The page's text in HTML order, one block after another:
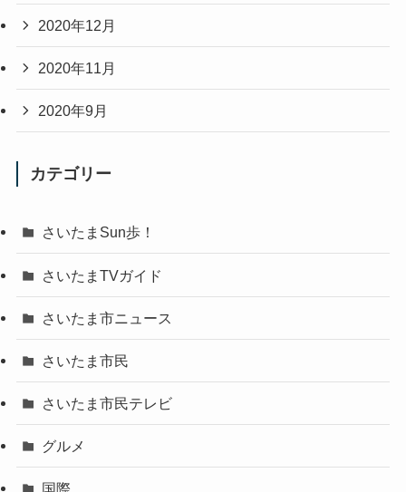
2020年12月
2020年11月
2020年9月
カテゴリー
さいたまSun歩！
さいたまTVガイド
さいたま市ニュース
さいたま市民
さいたま市民テレビ
グルメ